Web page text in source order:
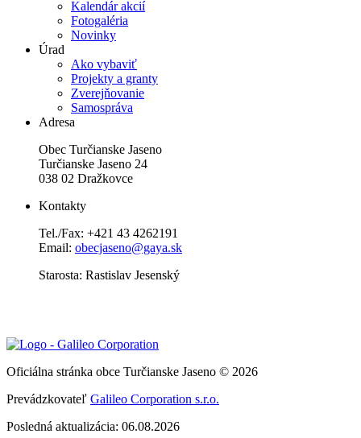
Kalendár akcií
Fotogaléria
Novinky
Úrad
Ako vybaviť
Projekty a granty
Zverejňovanie
Samospráva
Adresa
Obec Turčianske Jaseno
Turčianske Jaseno 24
038 02 Dražkovce
Kontakty
Tel./Fax: +421 43 4262191
Email: obecjaseno@gaya.sk
Starosta: Rastislav Jesenský
Oficiálna stránka obce Turčianske Jaseno © 2026
Prevádzkovateľ Galileo Corporation s.r.o.
Posledná aktualizácia: 06.08.2026